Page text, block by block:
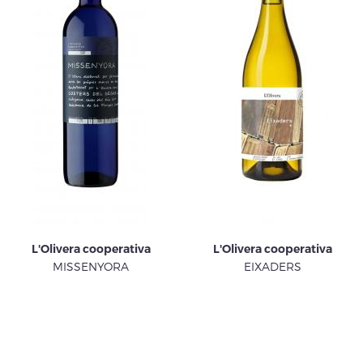
L'Olivera cooperativa
MISSENYORA
L'Olivera cooperativa
EIXADERS